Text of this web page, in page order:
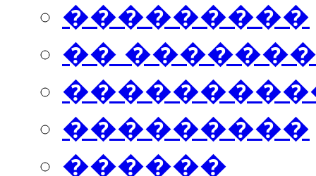
���������
��
���������
������